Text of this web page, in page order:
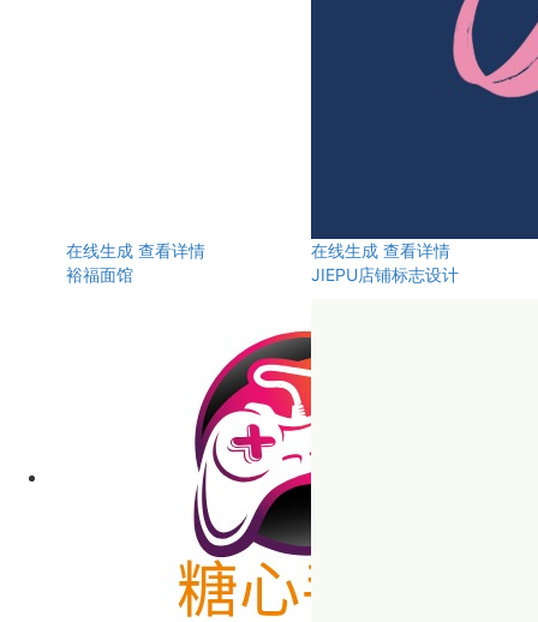
在线生成 查看详情
裕福面馆
在线生成 查看详情
JIEPU店铺标志设计